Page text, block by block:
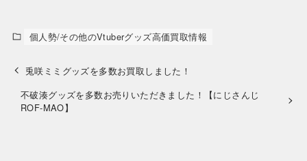
個人勢/その他のVtuberグッズ高価買取情報
兎咲ミミグッズを多数お買取しました！
不破湊グッズを多数お売りいただきました！【にじさんじ
ROF-MAO】